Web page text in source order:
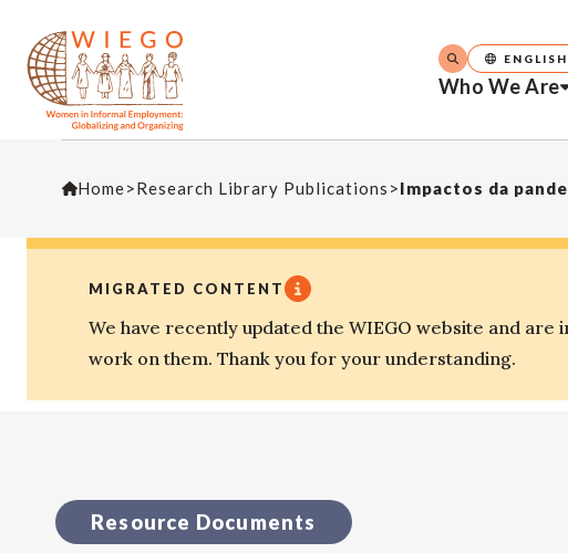
Who We Are
ENGLISH
Home>Research Library Publications >
MIGRATED CONTENT
We have recently updated the WIEGO website and
work on them. Thank you for your understanding.
Resource Documents